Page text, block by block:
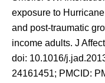
exposure to
and post-traumatic
income adults. J
doi: 10.1016/
24161451; PMCID: